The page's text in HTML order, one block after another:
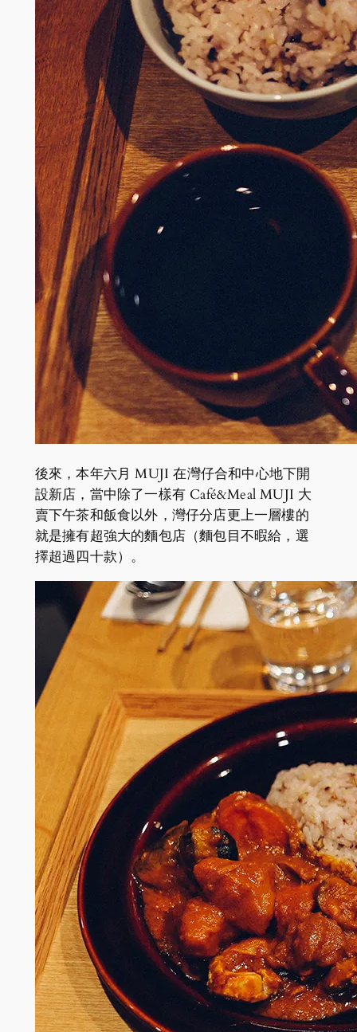
後來，本年六月 MUJI 在灣仔合和中心地下開
設新店，當中除了一樣有 Café&Meal MUJI 大
賣下午茶和飯食以外，灣仔分店更上一層樓的
就是擁有超強大的麵包店（麵包目不暇給，選
擇超過四十款）。